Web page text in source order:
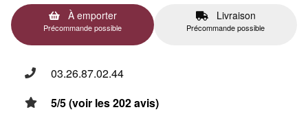
À emporter
Précommande possible
Livraison
Précommande possible
03.26.87.02.44
5/5 (voir les 202 avis)